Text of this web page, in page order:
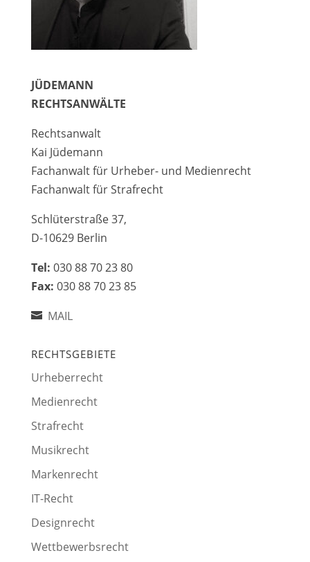
JÜDEMANN
RECHTSANWÄLTE
Rechtsanwalt
Kai Jüdemann
Fachanwalt für Urheber- und Medienrecht
Fachanwalt für Strafrecht
Schlüterstraße 37,
D-10629 Berlin
Tel: 030 88 70 23 80
Fax: 030 88 70 23 85
MAIL
RECHTSGEBIETE
Urheberrecht
Medienrecht
Strafrecht
Musikrecht
Markenrecht
IT-Recht
Designrecht
Wettbewerbsrecht